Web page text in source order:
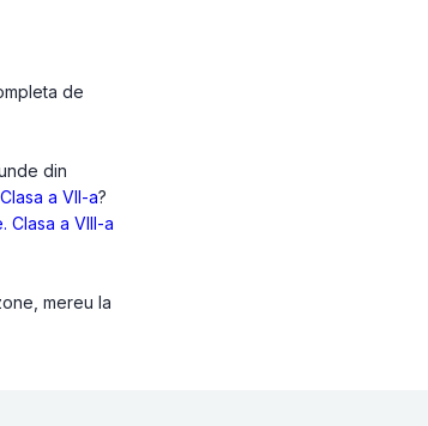
de
din
a VII-a?
Clasa a VIII-a
mereu la